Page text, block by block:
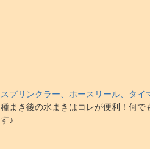
スプリンクラー、ホースリール、タイ
種まき後の水まきはコレが便利！何で
す♪